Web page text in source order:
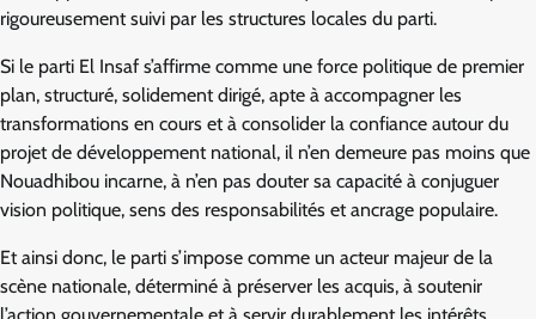
rigoureusement suivi par les structures locales du parti.
Si le parti El Insaf s’affirme comme une force politique de premier
plan, structuré, solidement dirigé, apte à accompagner les
transformations en cours et à consolider la confiance autour du
projet de développement national, il n’en demeure pas moins que
Nouadhibou incarne, à n’en pas douter sa capacité à conjuguer
vision politique, sens des responsabilités et ancrage populaire.
Et ainsi donc, le parti s’impose comme un acteur majeur de la
scène nationale, déterminé à préserver les acquis, à soutenir